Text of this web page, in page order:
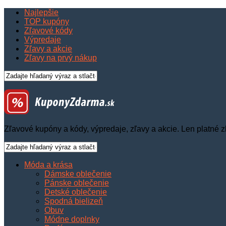
Najlepšie
TOP kupóny
Zľavové kódy
Výpredaje
Zľavy a akcie
Zľavy na prvý nákup
Zľavové kupóny a kódy, výpredaje, zľavy a akcie. Len platné
Móda a krása
Dámske oblečenie
Pánske oblečenie
Detské oblečenie
Spodná bielizeň
Obuv
Módne doplnky